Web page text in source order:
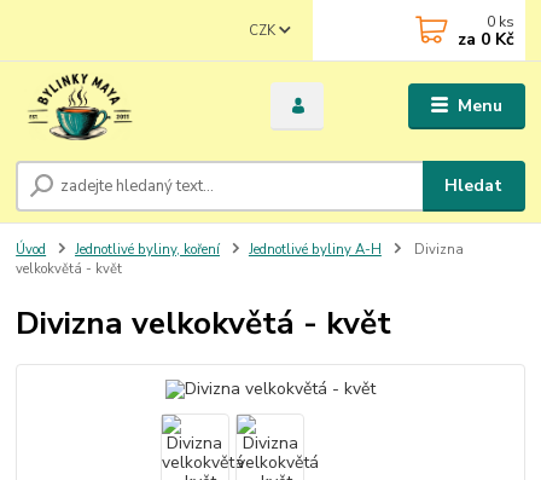
Menu
CZK
Hledat
0 ks
za 0 Kč
Úvod Jednotlivé byliny, koření Jednotlivé byliny A-H
Divizna
velkokvětá - květ
Divizna velkokvětá - květ